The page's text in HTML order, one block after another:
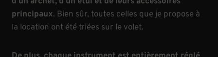
r
s
o
v
principaux. Bien sûr, toutes celles que je propose à
la location ont été triées sur le volet.